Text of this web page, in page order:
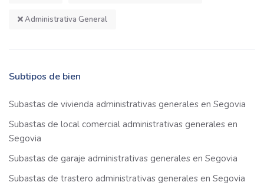
Administrativa General
Subtipos de bien
Subastas de vivienda administrativas generales en Segovia
Subastas de local comercial administrativas generales en
Segovia
Subastas de garaje administrativas generales en Segovia
Subastas de trastero administrativas generales en Segovia